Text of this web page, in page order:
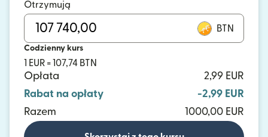
Otrzymują
BTN
Codzienny kurs
1 EUR = 107,74 BTN
Opłata
2,99 EUR
Rabat na opłaty
-2,99 EUR
Razem
1000,00 EUR